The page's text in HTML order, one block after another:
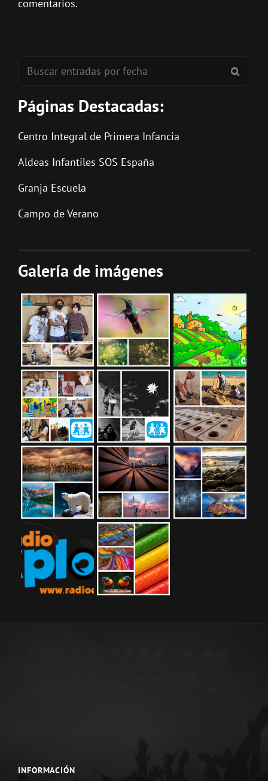
comentarios.
Buscar:
Páginas Destacadas:
Centro Integral de Primera Infancia
Aldeas Infantiles SOS España
Granja Escuela
Campo de Verano
Galería de imágenes
INFORMACIÓN